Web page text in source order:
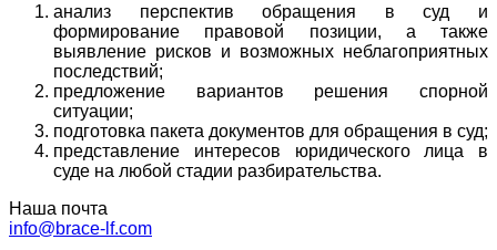
анализ перспектив обращения в суд и
формирование правовой позиции, а также
выявление рисков и возможных неблагоприятных
последствий;
предложение вариантов решения спорной
ситуации;
подготовка пакета документов для обращения в суд;
представление интересов юридического лица в
суде на любой стадии разбирательства.
Наша почта
info@brace-lf.com